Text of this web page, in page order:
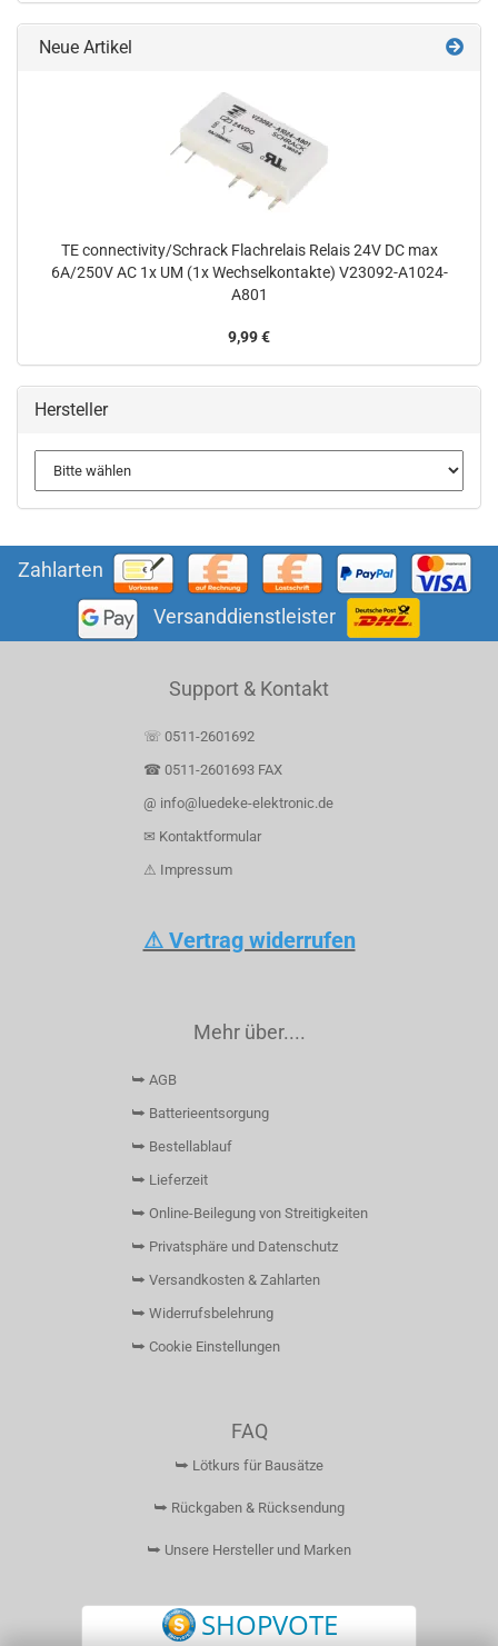
Neue Artikel
TE connectivity/Schrack Flachrelais Relais 24V DC max
6A/250V AC 1x UM (1x Wechselkontakte) V23092-A1024-
A801
9,99 €
Hersteller
Zahlarten
Versanddienstleister
Support & Kontakt
☏ 0511-2601692
☎ 0511-2601693 FAX
@ info@luedeke-elektronic.de
✉ Kontaktformular
⚠ Impressum
⚠ Vertrag widerrufen
Mehr über....
⮩ AGB
⮩ Batterieentsorgung
⮩ Bestellablauf
⮩ Lieferzeit
⮩ Online-Beilegung von Streitigkeiten
⮩ Privatsphäre und Datenschutz
⮩ Versandkosten & Zahlarten
⮩ Widerrufsbelehrung
⮩ Cookie Einstellungen
FAQ
⮩ Lötkurs für Bausätze
⮩ Rückgaben & Rücksendung
⮩ Unsere Hersteller und Marken